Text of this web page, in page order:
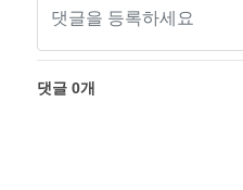
댓글0개